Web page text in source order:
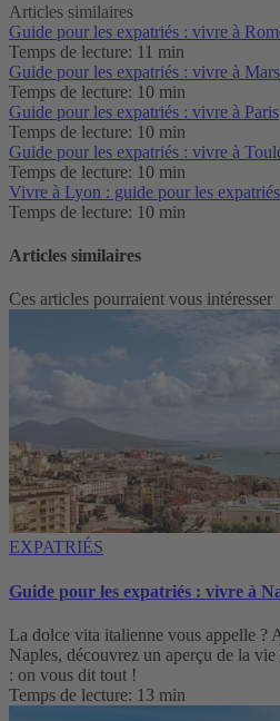
Articles similaires
Guide pour les expatriés : vivre à
Temps de lecture: 11 min
Guide pour les expatriés : vivre à
Temps de lecture: 10 min
Guide pour les expatriés : vivre à Paris
Temps de lecture: 10 min
Guide pour les expatriés : vivre à
Temps de lecture: 10 min
Vivre à Lyon : guide pour les expatriés
Temps de lecture: 10 min
Articles similaires
Ces articles pourraient vous intéresser
EXPATRIÉS
Guide pour les expatriés : vivre à
La dolce vita italienne vous appelle ?
Naples, découvrez un aperçu de la
: on vous dit tout !
Temps de lecture: 13 min